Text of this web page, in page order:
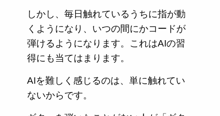
しかし、毎日触れているうちに指が動
くようになり、いつの間にかコードが
弾けるようになります。これはAIの習
得にも当てはまります。
AIを難しく感じるのは、単に触れてい
ないからです。